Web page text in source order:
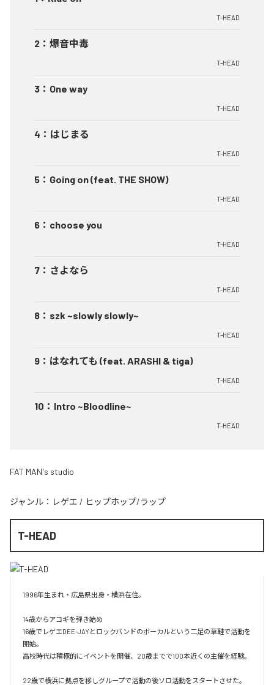
T-HEAD
2 ： 爆音中毒
T-HEAD
3 ： One way
T-HEAD
4 ： はじまる
T-HEAD
5 ： Going on (feat. THE SHOW)
T-HEAD
6 ： choose you
T-HEAD
7 ： さよなら
T-HEAD
8 ： szk ~slowly slowly~
T-HEAD
9 ： はなれても (feat. ARASHI & tiga)
T-HEAD
10 ： Intro ~Bloodline~
T-HEAD
FAT MAN's studio
ジャンル： レゲエ / ヒップホップ/ラップ
T-HEAD
1996年生まれ・広島県出身・横浜在住。
14歳からアコギを弾き始め
16歳でレゲエDEE-JAYとロックバンドのボーカルという二足の草鞋で活動を
開始。
高校時代は積極的にイベントを開催、20歳までで100本近くの主催を経験。
22歳で横浜に拠点を移しグループで活動の後ソロ活動をスタートさせた。